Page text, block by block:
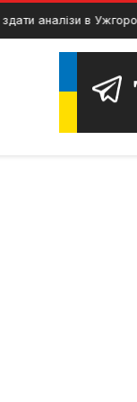
в Ужгороді: огляд